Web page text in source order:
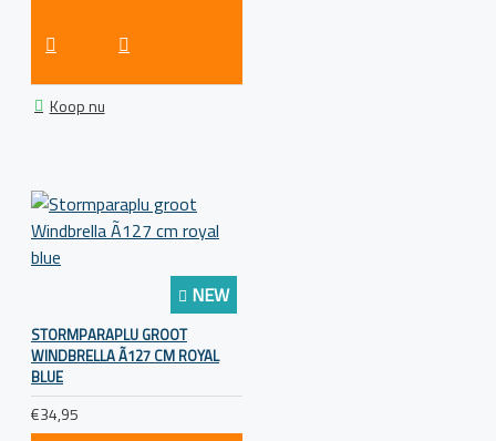
Koop nu
NEW
STORMPARAPLU GROOT
WINDBRELLA Ã127 CM ROYAL
BLUE
€34,95